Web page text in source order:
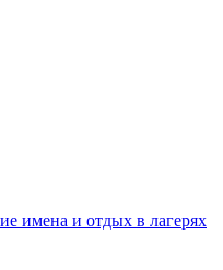
имена и отдых в лагерях